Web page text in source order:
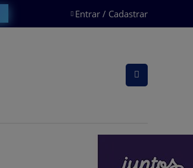
Entrar / Cadastrar